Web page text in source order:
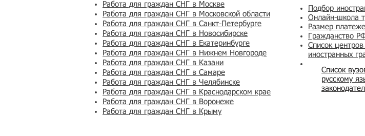
Работа для граждан СНГ в Москве
Работа для граждан СНГ в Московской области
Работа для граждан СНГ в Санкт-Петербурге
Работа для граждан СНГ в Новосибирске
Работа для граждан СНГ в Екатеринбурге
Работа для граждан СНГ в Нижнем Новгороде
Работа для граждан СНГ в Казани
Работа для граждан СНГ в Самаре
Работа для граждан СНГ в Челябинске
Работа для граждан СНГ в Краснодарском крае
Работа для граждан СНГ в Воронеже
Работа для граждан СНГ в Крыму
Список
русскому
Подбор
Онлайн-школа
Размер
Гражданство
Список
иностранных